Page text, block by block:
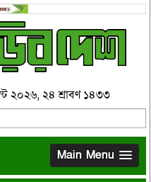
২০২৬, ২৪ শ্রাবণ ১৪৩৩
Main Menu